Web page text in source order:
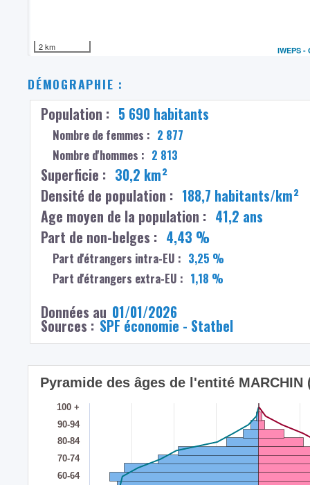
2 km IWEPS -
DÉMOGRAPHIE :
Population : 5 690 habitants
Nombre de femmes : 2 877
Nombre d'hommes : 2 813
Superficie : 30,2 km²
Densité de population : 188,7 habitants/km²
Age moyen de la population : 41,2 ans
Part de non-belges : 4,43 %
Part d'étrangers intra-EU : 3,25 %
Part d'étrangers extra-EU : 1,18 %
Données au 01/01/2026
Sources : SPF économie - Statbel
Pyramide des âges de l'entité MARCHIN
60-64
70-74
80-84
90-94
100 +